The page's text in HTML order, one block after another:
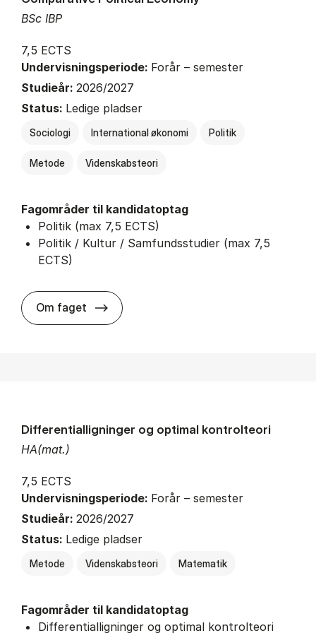
BSc IBP
7,5 ECTS
Undervisningsperiode: Forår – semester
Studieår: 2026/2027
Status: Ledige pladser
Sociologi International økonomi Politik
Metode Videnskabsteori
Fagområder til kandidatoptag
Politik (max 7,5 ECTS)
Politik / Kultur / Samfundsstudier (max 7,5
ECTS)
Om faget about
HA(mat.)
Differentialligninger og optimal kontrolteori
7,5 ECTS
Undervisningsperiode: Forår – semester
Studieår: 2026/2027
Status: Ledige pladser
Metode Videnskabsteori Matematik
Fagområder til kandidatoptag
Differentialligninger og optimal kontrolteori